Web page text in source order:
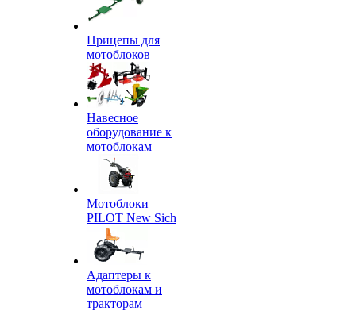
Прицепы для
мотоблоков
Навесное
оборудование к
мотоблокам
Мотоблоки
PILOT New Sich
Адаптеры к
мотоблокам и
тракторам